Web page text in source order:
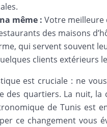
même : Votre meilleure
des maisons
qui servent souvent
clients extérieurs
est cruciale : ne
des quartiers. La nuit, la
de Tunis est
ce changement vous